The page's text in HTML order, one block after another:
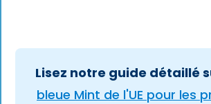
Lisez notre guide détaillé
bleue Mint de l'UE pour les